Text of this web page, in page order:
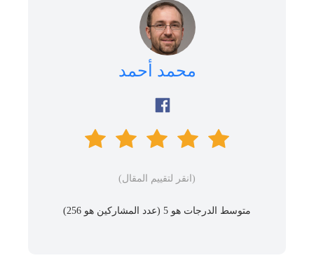
محمد أحمد
(انقر لتقييم المقال)
متوسط ​​الدرجات هو 5 (عدد المشاركين هو 256
)